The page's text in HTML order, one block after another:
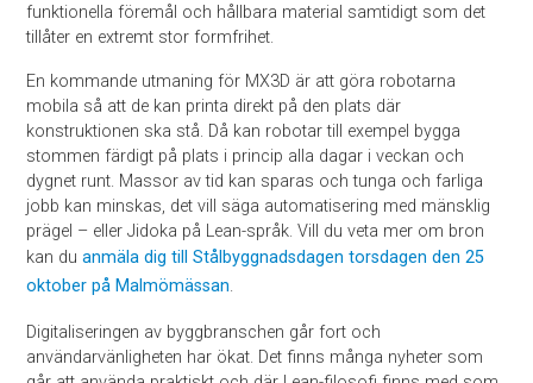
funktionella föremål och hållbara material samtidigt som det
tillåter en extremt stor formfrihet.
En kommande utmaning för MX3D är att göra robotarna
mobila så att de kan printa direkt på den plats där
konstruktionen ska stå. Då kan robotar till exempel bygga
stommen färdigt på plats i princip alla dagar i veckan och
dygnet runt. Massor av tid kan sparas och tunga och farliga
jobb kan minskas, det vill säga automatisering med mänsklig
prägel – eller Jidoka på Lean-språk. Vill du veta mer om bron
kan duanmäla dig till Stålbyggnadsdagen torsdagen den 25
oktober på Malmömässan.
Digitaliseringen av byggbranschen går fort och
användarvänligheten har ökat. Det finns många nyheter som